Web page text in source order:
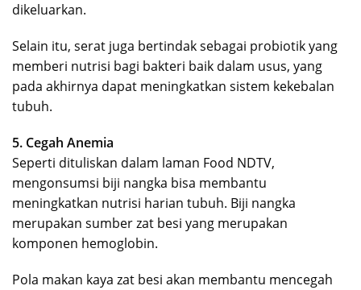
dikeluarkan.
Selain itu, serat juga bertindak sebagai probiotik yang
memberi nutrisi bagi bakteri baik dalam usus, yang
pada akhirnya dapat meningkatkan sistem kekebalan
tubuh.
5. Cegah Anemia
Seperti dituliskan dalam laman Food NDTV,
mengonsumsi biji nangka bisa membantu
meningkatkan nutrisi harian tubuh. Biji nangka
merupakan sumber zat besi yang merupakan
komponen hemoglobin.
Pola makan kaya zat besi akan membantu mencegah